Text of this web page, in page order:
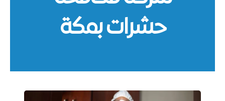
حشرات بمكة